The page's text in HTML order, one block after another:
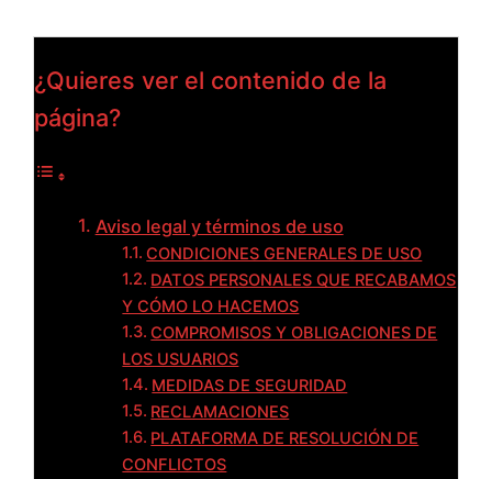
¿Quieres ver el contenido de la
página?
Aviso legal y términos de uso
CONDICIONES GENERALES DE USO
DATOS PERSONALES QUE RECABAMOS
Y CÓMO LO HACEMOS
COMPROMISOS Y OBLIGACIONES DE
LOS USUARIOS
MEDIDAS DE SEGURIDAD
RECLAMACIONES
PLATAFORMA DE RESOLUCIÓN DE
CONFLICTOS